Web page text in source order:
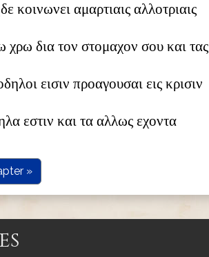
κοινωνει αμαρτιαις αλλοτριαις
χρω δια τον στομαχον σου και τας
εισιν προαγουσαι εις κρισιν
εστιν και τα αλλως εχοντα
»